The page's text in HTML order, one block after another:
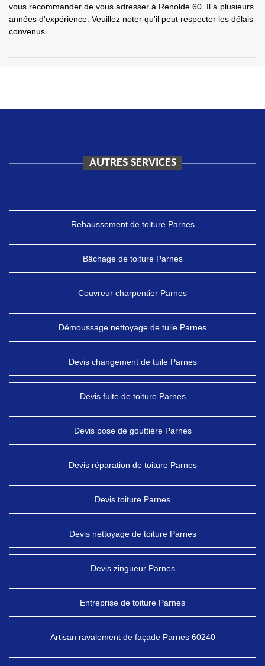
vous recommander de vous adresser à Renolde 60. Il a plusieurs
années d'expérience. Veuillez noter qu'il peut respecter les délais
convenus.
AUTRES SERVICES
Rehaussement de toiture Parnes
Bâchage de toiture Parnes
Couvreur charpentier Parnes
Démoussage nettoyage de tuile Parnes
Devis changement de tuile Parnes
Devis fuite de toiture Parnes
Devis pose de gouttière Parnes
Devis réparation de toiture Parnes
Devis toiture Parnes
Devis nettoyage de toiture Parnes
Devis zingueur Parnes
Entreprise de toiture Parnes
Artisan ravalement de façade Parnes 60240